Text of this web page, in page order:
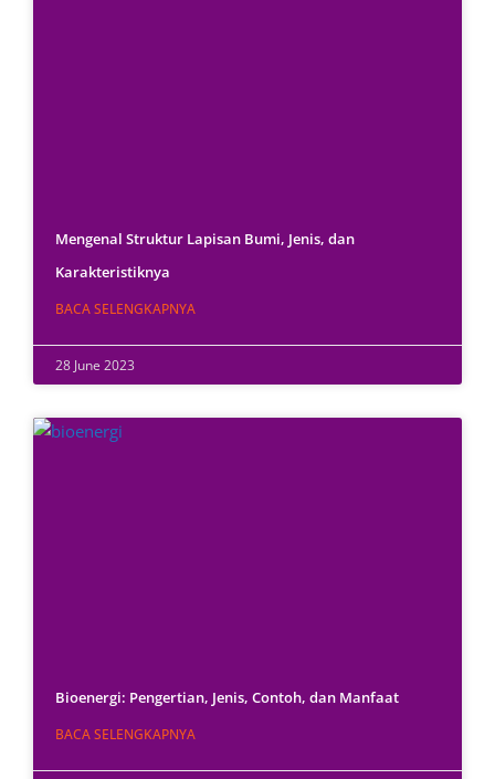
Mengenal Struktur Lapisan Bumi, Jenis, dan
Karakteristiknya
BACA SELENGKAPNYA
28 June 2023
Bioenergi: Pengertian, Jenis, Contoh, dan Manfaat
BACA SELENGKAPNYA